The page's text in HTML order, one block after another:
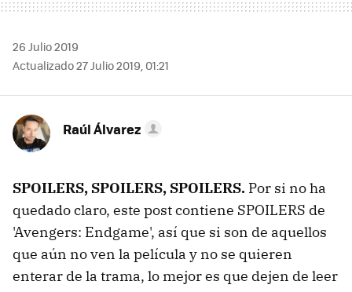
26 Julio 2019
Actualizado 27 Julio 2019, 01:21
Raúl Álvarez
SPOILERS, SPOILERS, SPOILERS. Por si no ha
quedado claro, este post contiene SPOILERS de
'Avengers: Endgame', así que si son de aquellos
que aún no ven la película y no se quieren
enterar de la trama, lo mejor es que dejen de leer